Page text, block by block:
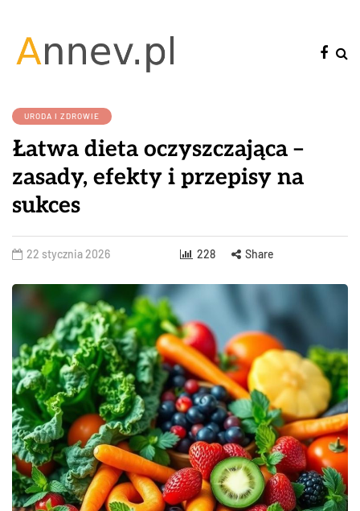
URODA I ZDROWIE
Łatwa dieta oczyszczająca –
zasady, efekty i przepisy na
sukces
22 stycznia 2026 228 Share